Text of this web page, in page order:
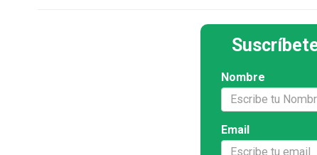
Nombre
Email